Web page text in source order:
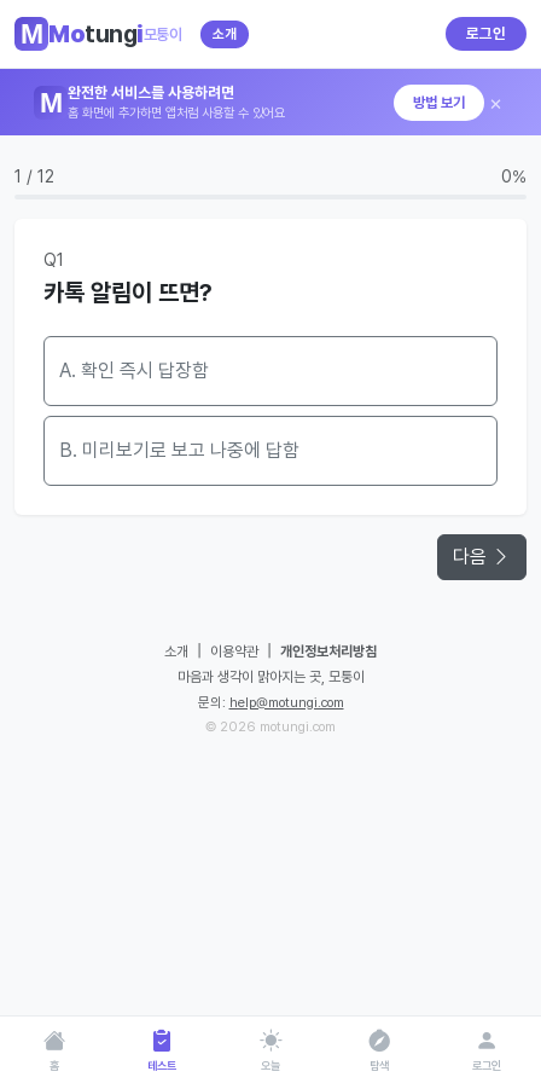
Motungi모퉁이 소개 로그인
완전한 서비스를 사용하려면
홈 화면에 추가하면 앱처럼 사용할 수 있어요
방법 보기 ×
1 / 12 0%
Q1
카톡 알림이 뜨면?
A. 확인 즉시 답장함
B. 미리보기로 보고 나중에 답함
다음
소개 이용약관
개인정보처리방침
마음과 생각이 맑아지는 곳, 모퉁이
문의: help@motungi.com
© 2026 motungi.com
홈 테스트 오늘 탐색 로그인